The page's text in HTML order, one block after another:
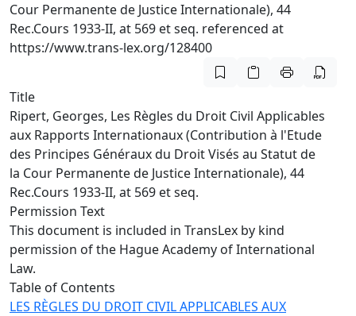
Cour Permanente de Justice Internationale), 44
Rec.Cours 1933-II, at 569 et seq. referenced at
https://www.trans-lex.org/128400
Title
Ripert, Georges, Les Règles du Droit Civil Applicables
aux Rapports Internationaux (Contribution à l'Etude
des Principes Généraux du Droit Visés au Statut de
la Cour Permanente de Justice Internationale), 44
Rec.Cours 1933-II, at 569 et seq.
Permission Text
This document is included in TransLex by kind
permission of the Hague Academy of International
Law.
Table of Contents
LES RÈGLES DU DROIT CIVIL APPLICABLES AUX